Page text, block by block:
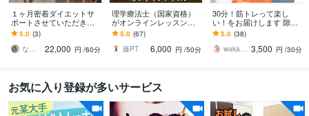
１ヶ月密着ダイエットサ
ポートさせていただきま
す 理想の身体を最短で叶
える完全マンツーマンレ
ッスン
5.0 (3)
なぎトレ ⌇ パーソナルトレーナー
22,000 円 /60分
理学療法士（国家資格）
がオンラインレッスン致
します リハビリ/痛み改善/
姿勢改善/個別運動/パーソ
ナル行います
5.0 (67)
藤PT
6,000 円 /50分
30分！筋トレって楽し
い！をお届けします 隙間
時間で身体を動かして一
緒に汗をかきましょう＾
＾
5.0 (38)
wakako408 3,500 円 /30分
お気に入り登録が多いサービス